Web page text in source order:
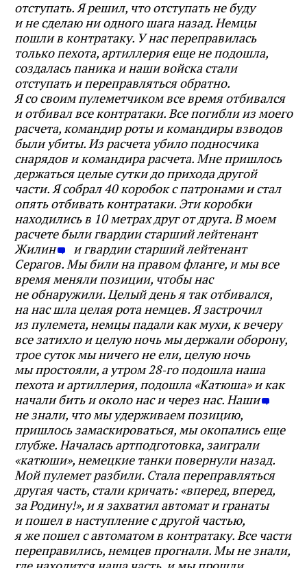
отступать. Я решил, что отступать не буду
и не сделаю ни одного шага назад. Немцы
пошли в контратаку. У нас переправилась
только пехота, артиллерия еще не подошла,
создалась паника и наши войска стали
отступать и переправляться обратно.
Я со своим пулеметчиком все время отбивался
и отбивал все контратаки. Все погибли из моего
расчета, командир роты и командиры взводов
были убиты. Из расчета убило подносчика
снарядов и командира расчета. Мне пришлось
держаться целые сутки до прихода другой
части. Я собрал 40 коробок с патронами и стал
опять отбивать контратаки. Эти коробки
находились в 10 метрах друг от друга. В моем
расчете были гвардии старший лейтенант
Жилин
и гвардии старший лейтенант
Серагов. Мы били на правом фланге, и мы все
время меняли позиции, чтобы нас
не обнаружили. Целый день я так отбивался,
на нас шла целая рота немцев. Я застрочил
из пулемета, немцы падали как мухи, к вечеру
все затихло и целую ночь мы держали оборону,
трое суток мы ничего не ели, целую ночь
мы простояли, а утром 28‑го подошла наша
пехота и артиллерия, подошла «Катюша» и как
начали бить и около нас и через нас. Наши
не знали, что мы удерживаем позицию,
пришлось замаскироваться, мы окопались еще
глубже. Началась артподготовка, заиграли
«катюши», немецкие танки повернули назад.
Мой пулемет разбили. Стала переправляться
другая часть, стали кричать: «вперед, вперед,
за Родину!», и я захватил автомат и гранаты
и пошел в наступление с другой частью,
я же пошел с автоматом в контратаку. Все части
переправились, немцев прогнали. Мы не знали,